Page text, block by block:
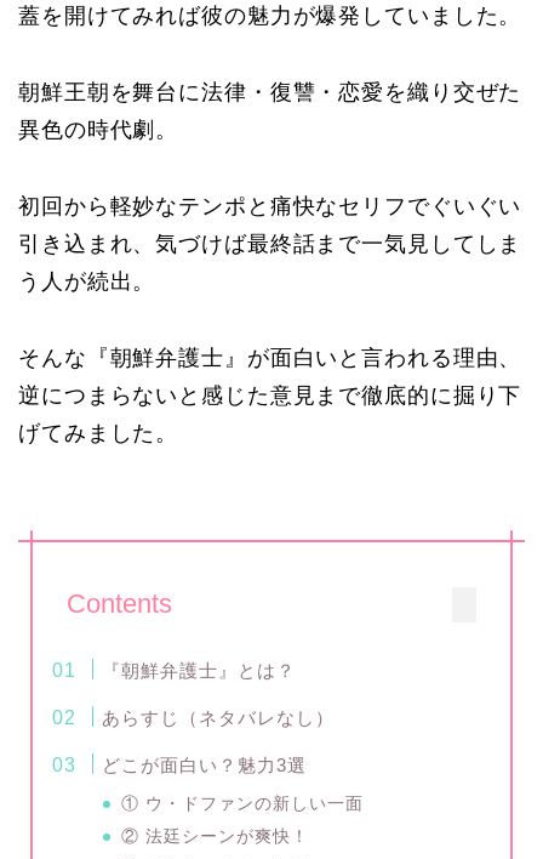
蓋を開けてみれば彼の魅力が爆発していました。
朝鮮王朝を舞台に法律・復讐・恋愛を織り交ぜた
異色の時代劇。
初回から軽妙なテンポと痛快なセリフでぐいぐい
引き込まれ、気づけば最終話まで一気見してしま
う人が続出。
そんな『朝鮮弁護士』が面白いと言われる理由、
逆につまらないと感じた意見まで徹底的に掘り下
げてみました。
Contents
『朝鮮弁護士』とは？
あらすじ（ネタバレなし）
どこが面白い？魅力3選
① ウ・ドファンの新しい一面
② 法廷シーンが爽快！